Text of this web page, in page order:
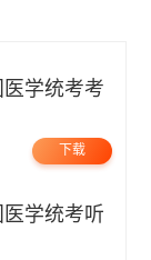
下载